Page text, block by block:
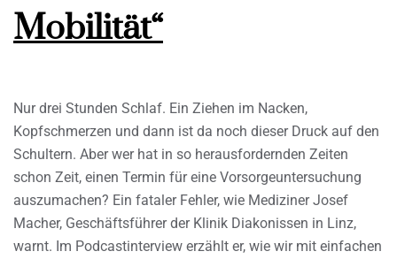
Mobilität“
Nur drei Stunden Schlaf. Ein Ziehen im Nacken,
Kopfschmerzen und dann ist da noch dieser Druck auf den
Schultern. Aber wer hat in so herausfordernden Zeiten
schon Zeit, einen Termin für eine Vorsorgeuntersuchung
auszumachen? Ein fataler Fehler, wie Mediziner Josef
Macher, Geschäftsführer der Klinik Diakonissen in Linz,
warnt. Im Podcastinterview erzählt er, wie wir mit einfachen